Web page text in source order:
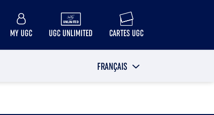
MY UGC UGC UNLIMITED CARTES UGC
FRANÇAIS